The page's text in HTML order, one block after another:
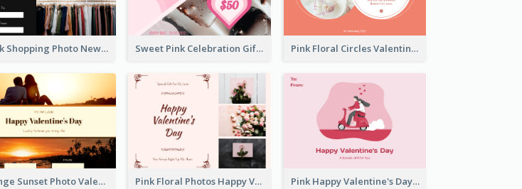
Black Shopping Photo New Year Sale Gift Card Sweet Pink Celebration Gift Card Template Design Pink Floral Circles Valentines Day Gift Card
Orange Sunset Photo Valentines Day Gift Card Pink Floral Photos Happy Valentines Day Gift Card Pink Happy Valentine's Day Illustration Gift Card